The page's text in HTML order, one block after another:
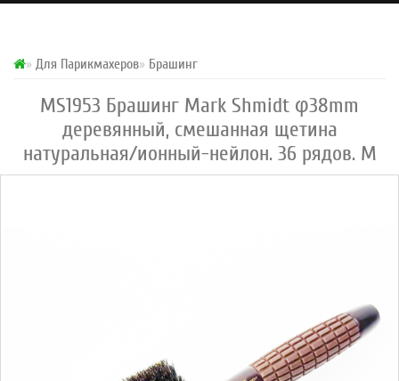
Для Парикмахеров Брашинг
MS1953 Брашинг Mark Shmidt φ38mm
деревянный, смешанная щетина
натуральная/ионный-нейлон. 36 рядов. M